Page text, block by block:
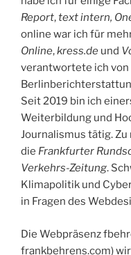
Report,text intern,
online war ich für
Online,kress.de und
verantwortete ich von
Seit 2019 bin ich
Weiterbildung und
Journalismus tätig.
die Frankfurter
Verkehrs-Zeitung.
Klimapolitik und
in Fragen des
Die Webpräsenz
frankbehrens.com)